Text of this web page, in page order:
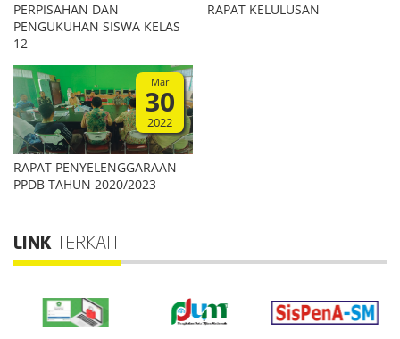
PERPISAHAN DAN
PENGUKUHAN SISWA KELAS
12
RAPAT KELULUSAN
Mar
30
2022
RAPAT PENYELENGGARAAN
PPDB TAHUN 2020/2023
LINK TERKAIT